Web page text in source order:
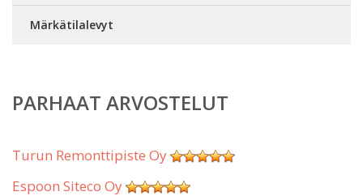
Märkätilalevyt
PARHAAT ARVOSTELUT
Turun Remonttipiste Oy
Espoon Siteco Oy